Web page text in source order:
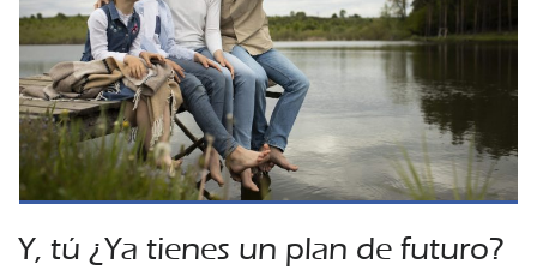
Y, tú ¿Ya tienes un plan de futuro?